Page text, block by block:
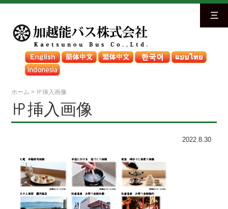
三
ホーム > ㏋挿入画像
㏋挿入画像
2022.8.30